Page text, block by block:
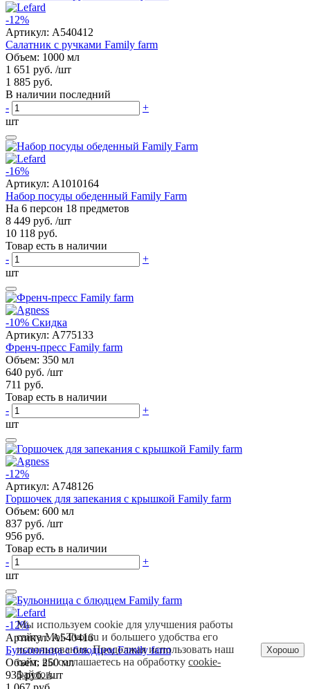
-12%
Артикул: A540412
Салатник с ручками Family farm
Объем: 1000 мл
1 651 руб. /шт
1 885 руб.
В наличии последний
-
+
шт
-16%
Артикул: A1010164
Набор посуды обеденный Family Farm
На 6 персон 18 предметов
8 449 руб. /шт
10 118 руб.
Товар есть в наличии
-
+
шт
-10% Скидка
Артикул: A775133
Френч-пресс Family farm
Объем: 350 мл
640 руб. /шт
711 руб.
Товар есть в наличии
-
+
шт
-12%
Артикул: A748126
Горшочек для запекания с крышкой Family farm
Объем: 600 мл
837 руб. /шт
956 руб.
Товар есть в наличии
-
+
шт
-12%
Артикул:A540416
Бульонница с блюдцем Family farm
Объем: 250 мл
935 руб. /шт
Мы используем cookie для улучшения работы
сайта Moi-Tvoi.ru и большего удобства его
использования. Продолжая использовать наш
сайт, вы соглашаетесь на обработкуcookie-
файлов.
Хорошо